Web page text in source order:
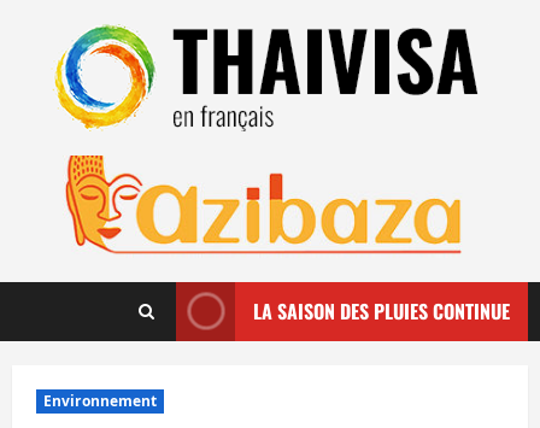
contenu
LA SAISON DES PLUIES CONTINUE
Environnement